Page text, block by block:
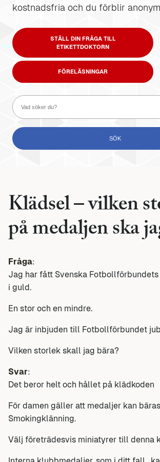
kostnadsfria och du förblir anonym
STÄLL DIN FRÅGA TILL
ETIKETTDOKTORN
FÖRELÄSNINGAR
Klädsel – vilken
på medaljen ska
Fråga:
Jag har fått Svenska
i guld.
En stor och en mindre.
Jag är inbjuden till Fotbollförbundet
Vilken storlek skall jag bära?
Svar:
Det beror helt och hållet på klädkoden
För damen gäller att medaljer kan
Smokingklänning.
Välj företrädesvis miniatyrer till denna